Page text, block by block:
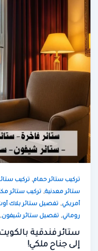
تركيب ستائر حمام,تركيب ستائر
ستائر معدنية,تركيب ستائر مكتبية
أمريكي,تفصيل ستائر بلاك أوت,
روماني,تفصيل ستائر شيفون,
إلى جناح ملكي!